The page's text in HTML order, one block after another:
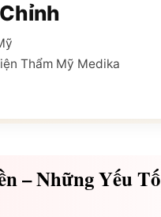
Thẩm Mỹ Medika
– Những Yếu